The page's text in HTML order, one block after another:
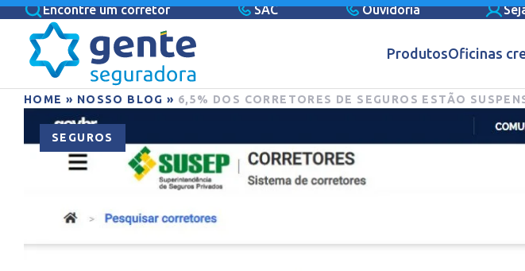
Encontre um corretor SAC Ouvidoria
ProdutosOficinas
HOME » NOSSO BLOG » 6,5% DOS CORRETORES DE SEGUROS ESTÃO
SEGUROS